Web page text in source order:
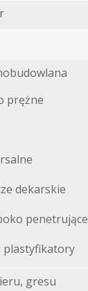
prężne
dekarskie
penetrujące
plastyfikatory
gresu